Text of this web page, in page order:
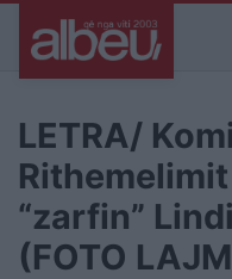
LETRA/
“zarfin”
(FOTO